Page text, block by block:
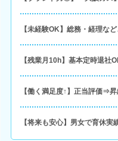
【未経験OK】総務・経理な
【残業月10h】基本定時退社
【働く満足度↑】正当評価⇒
【将来も安心】男女で育休実